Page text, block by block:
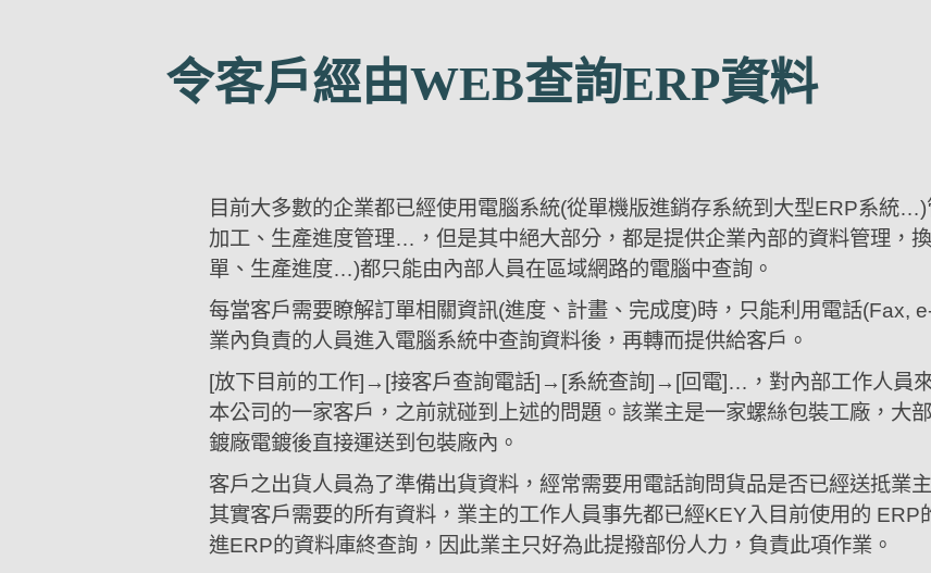
令客戶經由WEB查詢ERP資料
目前大多數的企業都已經使用電腦系統(從單機版進銷存系統到大型ERP系統
加工、生產進度管理…，但是其中絕大部分，都是提供企業內部的資料管理，
單、生產進度…)都只能由內部人員在區域網路的電腦中查詢。
每當客戶需要瞭解訂單相關資訊(進度、計畫、完成度)時，只能利用電話(Fax,
業內負責的人員進入電腦系統中查詢資料後，再轉而提供給客戶。
[放下目前的工作]→[接客戶查詢電話]→[系統查詢]→[回電]…，對內部工作人員
本公司的一家客戶，之前就碰到上述的問題。該業主是一家螺絲包裝工廠，大
鍍廠電鍍後直接運送到包裝廠內。
客戶之出貨人員為了準備出貨資料，經常需要用電話詢問貨品是否已經送抵業
其實客戶需要的所有資料，業主的工作人員事先都已經KEY入目前使用的
進ERP的資料庫終查詢，因此業主只好為此提撥部份人力，負責此項作業。